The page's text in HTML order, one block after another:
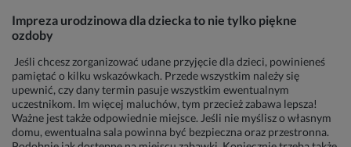
Impreza urodzinowa dla dziecka to nie tylko piękne
ozdoby
Jeśli chcesz zorganizować udane przyjęcie dla dzieci, powinieneś
pamiętać o kilku wskazówkach. Przede wszystkim należy się
upewnić, czy dany termin pasuje wszystkim ewentualnym
uczestnikom. Im więcej maluchów, tym przecież zabawa lepsza!
Ważne jest także odpowiednie miejsce. Jeśli nie myślisz o własnym
domu, ewentualna sala powinna być bezpieczna oraz przestronna.